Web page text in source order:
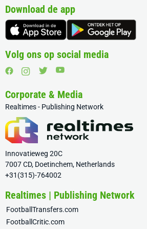
Download de app
Volg ons op social media
Corporate & Media
Realtimes - Publishing Network
Innovatieweg 20C
7007 CD, Doetinchem, Netherlands
+31(315)-764002
Realtimes | Publishing Network
FootballTransfers.com
FootballCritic.com